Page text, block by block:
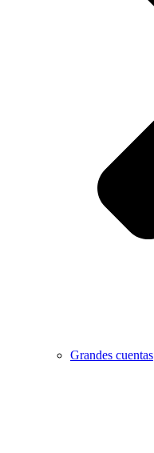
Grandes cuentas